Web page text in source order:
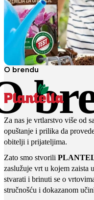
O brendu
Za nas je vrtlarstvo više od
opuštanje i prilika da
obitelji i prijateljima.
Zato smo stvorili
zaslužuje vrt u kojem zaista
stvarati i brinuti se o
stručnošću i dokazanom